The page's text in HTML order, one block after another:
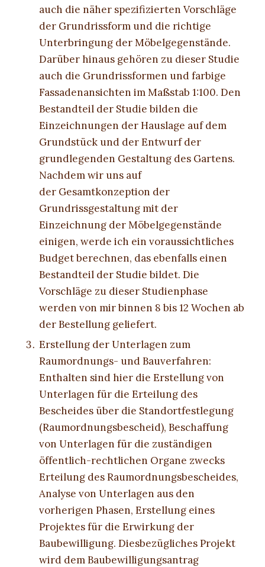
auch die näher spezifizierten Vorschläge
der Grundrissform und die richtige
Unterbringung der Möbelgegenstände.
Darüber hinaus gehören zu dieser Studie
auch die Grundrissformen und farbige
Fassadenansichten im Maßstab 1:100. Den
Bestandteil der Studie bilden die
Einzeichnungen der Hauslage auf dem
Grundstück und der Entwurf der
grundlegenden Gestaltung des Gartens.
Nachdem wir uns auf
der Gesamtkonzeption der
Grundrissgestaltung mit der
Einzeichnung der Möbelgegenstände
einigen, werde ich ein voraussichtliches
Budget berechnen, das ebenfalls einen
Bestandteil der Studie bildet. Die
Vorschläge zu dieser Studienphase
werden von mir binnen 8 bis 12 Wochen ab
der Bestellung geliefert.
Erstellung der Unterlagen zum
Raumordnungs- und Bauverfahren:
Enthalten sind hier die Erstellung von
Unterlagen für die Erteilung des
Bescheides über die Standortfestlegung
(Raumordnungsbescheid), Beschaffung
von Unterlagen für die zuständigen
öffentlich-rechtlichen Organe zwecks
Erteilung des Raumordnungsbescheides,
Analyse von Unterlagen aus den
vorherigen Phasen, Erstellung eines
Projektes für die Erwirkung der
Baubewilligung. Diesbezügliches Projekt
wird dem Baubewilligungsantrag